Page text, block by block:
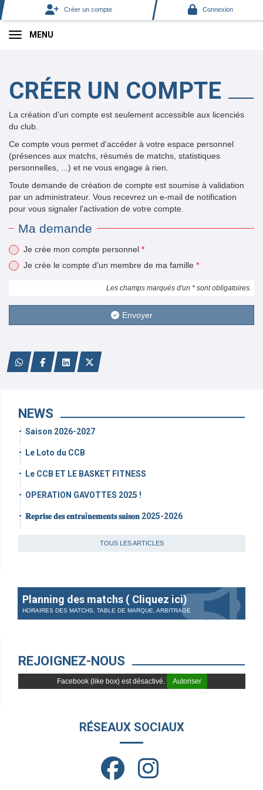
Créer un compte Connexion
MENU
CRÉER UN COMPTE
La création d'un compte est seulement accessible aux licenciés
du club.
Ce compte vous permet d'accéder à votre espace personnel
(présences aux matchs, résumés de matchs, statistiques
personnelles, ...) et ne vous engage à rien.
Toute demande de création de compte est soumise à validation
par un administrateur. Vous recevrez un e-mail de notification
pour vous signaler l'activation de votre compte.
Ma demande
Je crée mon compte personnel *
Je crée le compte d'un membre de ma famille *
Les champs marqués d'un * sont obligatoires.
Envoyer
NEWS
Saison 2026-2027
Le Loto du CCB
Le CCB ET LE BASKET FITNESS
OPERATION GAVOTTES 2025 !
𝐑𝐞𝐩𝐫𝐢𝐬𝐞 𝐝𝐞𝐬 𝐞𝐧𝐭𝐫𝐚î𝐧𝐞𝐦𝐞𝐧𝐭𝐬 𝐬𝐚𝐢𝐬𝐨𝐧 2025-2026
TOUS LES ARTICLES
Planning des matchs ( Cliquez ici)
HORAIRES DES MATCHS, TABLE DE MARQUE, ARBITRAGE
REJOIGNEZ-NOUS
Facebook (like box) est désactivé. Autoriser
RÉSEAUX SOCIAUX
Panneau de gestion des cookies